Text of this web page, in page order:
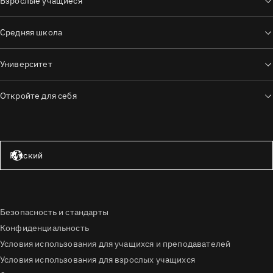
Средняя школа
Университет
Откройте для себя
Русский
Безопасность и стандарты
Конфиденциальность
Условия использования для учащихся и преподавателей
Условия использования для взрослых учащихся